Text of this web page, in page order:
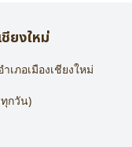
ยงใหม่
เภอเมืองเชียงใหม่
กวัน)